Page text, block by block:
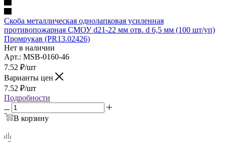
Скоба металлическая однолапковая усиленная
противопожарная СМОУ d21-22 мм отв. d 6,5 мм (100 шт/уп)
Промрукав (PR13.02426)
Нет в наличии
Арт.: MSB-0160-46
7.52 ₽/шт
Варианты цен
7.52 ₽/шт
Подробности
В корзину